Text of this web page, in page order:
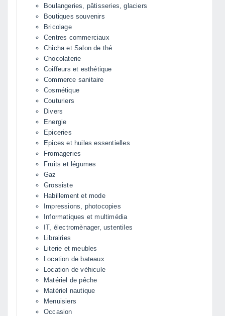
Boulangeries, pâtisseries, glaciers
Boutiques souvenirs
Bricolage
Centres commerciaux
Chicha et Salon de thé
Chocolaterie
Coiffeurs et esthétique
Commerce sanitaire
Cosmétique
Couturiers
Divers
Energie
Epiceries
Epices et huiles essentielles
Fromageries
Fruits et légumes
Gaz
Grossiste
Habillement et mode
Impressions, photocopies
Informatiques et multimédia
IT, électromènager, ustentiles
Librairies
Literie et meubles
Location de bateaux
Location de véhicule
Matériel de pêche
Matériel nautique
Menuisiers
Occasion